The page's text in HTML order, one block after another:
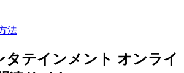
法
タテインメント オンライ